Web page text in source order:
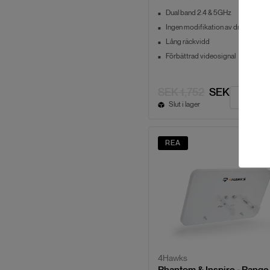
Dual band 2.4 & 5GHz
Ingen modifikation av dronen
Lång räckvidd
Förbättrad videosignal
SEK 1,399
Slut i lager
REA
4Hawks